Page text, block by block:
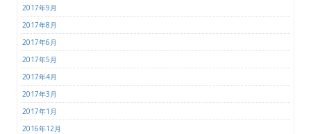
2017年9月
2017年8月
2017年6月
2017年5月
2017年4月
2017年3月
2017年1月
2016年12月